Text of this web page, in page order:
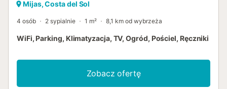
Mijas, Costa del Sol
4 osób 2 sypialnie 1 m² 8,1 km od wybrzeża
WiFi, Parking, Klimatyzacja, TV, Ogród, Pościel, Ręczniki
Zobacz ofertę